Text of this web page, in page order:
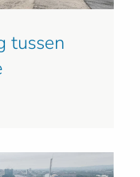
tussen